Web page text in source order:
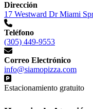
Dirección
17 Westward Dr Miami
Teléfono
(305) 449-9553
Correo Electrónico
info@siamopizza.com
Estacionamiento gratuito